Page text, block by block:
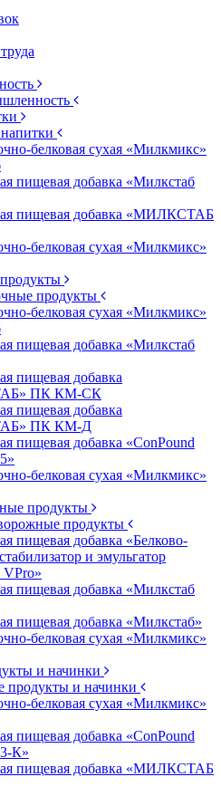
белковая сухая «Милкмикс»
пищевая добавка «Милкстаб
пищевая добавка «МИЛКСТАБ
белковая сухая «Милкмикс»
продукты
белковая сухая «Милкмикс»
пищевая добавка «Милкстаб
пищевая добавка
ПК КМ-СК
пищевая добавка
ПК КМ-Д
пищевая добавка «ConPound
белковая сухая «Милкмикс»
продукты
продукты
пищевая добавка «Белково-
и эмульгатор
VPro»
пищевая добавка «Милкстаб
пищевая добавка «Милкстаб»
белковая сухая «Милкмикс»
и начинки
продукты и начинки
белковая сухая «Милкмикс»
пищевая добавка «ConPound
К»
пищевая добавка «МИЛКСТАБ